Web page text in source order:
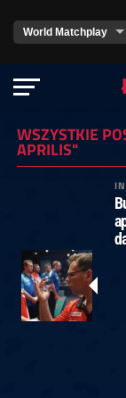
WSZYSTKIE
APRILIS"